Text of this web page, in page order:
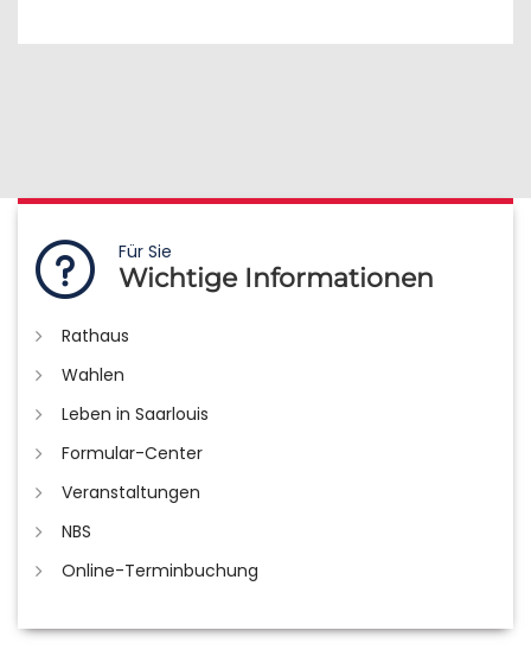
Für Sie
Wichtige Informationen
Rathaus
Wahlen
Leben in Saarlouis
Formular-Center
Veranstaltungen
NBS
Online-Terminbuchung